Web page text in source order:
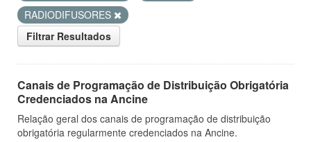
RADIODIFUSORES
Filtrar Resultados
Canais de Programação de Distribuição Obrigatória
Credenciados na Ancine
Relação geral dos canais de programação de distribuição
obrigatória regularmente credenciados na Ancine.